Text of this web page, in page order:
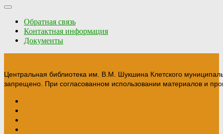
Обратная связь
Контактная информация
Документы
Центральная библиотека им. В.М. Шукшина Клетского
запрещено. При согласованном использовании материалов и